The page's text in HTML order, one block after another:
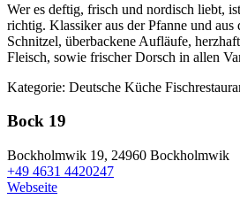
Wer es deftig, frisch und nordisch liebt,
richtig. Klassiker aus der Pfanne und aus
Schnitzel, überbackene Aufläufe,
Fleisch, sowie frischer Dorsch in allen
Kategorie: Deutsche Küche
Bock 19
Bockholmwik 19, 24960 Bockholmwik
+49 4631 4420247
Webseite